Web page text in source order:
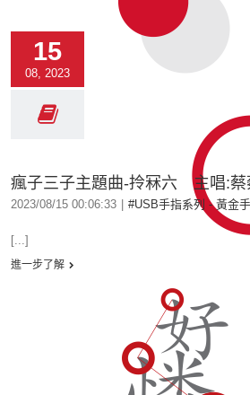
15
08, 2023
瘋子三子主題曲-拎冧六 主唱:蔡
2023/08/15 00:06:33 #USB手指系列 - 黃金
[...]
進一步了解